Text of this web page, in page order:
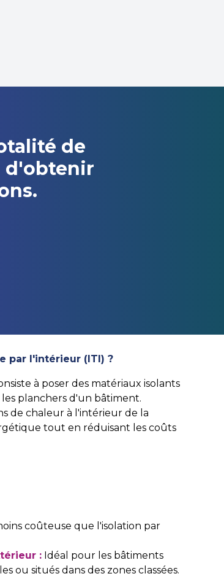
de
d'obtenir
par l'intérieur (ITI) ?
à poser des matériaux isolants
planchers d'un bâtiment.
de chaleur à l'intérieur de la
tout en réduisant les coûts
coûteuse que l'isolation par
: Idéal pour les bâtiments
ou situés dans des zones classées.